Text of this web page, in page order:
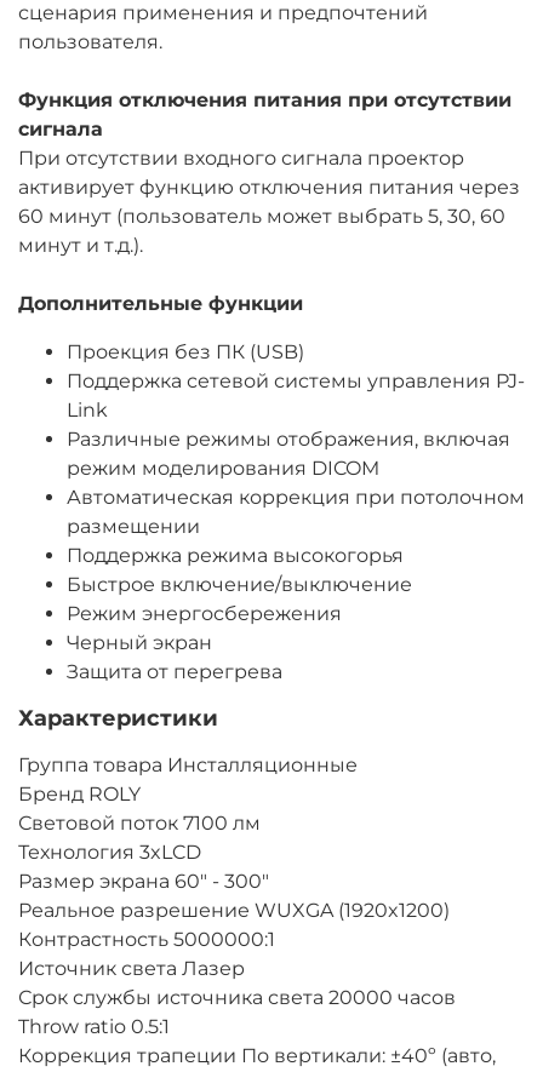
сценария применения и предпочтений
пользователя.
Функция отключения питания при отсутствии
сигнала
При отсутствии входного сигнала проектор
активирует функцию отключения питания через
60 минут (пользователь может выбрать 5, 30, 60
минут и т.д.).
Дополнительные функции
Проекция без ПК (USB)
Поддержка сетевой системы управления PJ-
Link
Различные режимы отображения, включая
режим моделирования DICOM
Автоматическая коррекция при потолочном
размещении
Поддержка режима высокогорья
Быстрое включение/выключение
Режим энергосбережения
Черный экран
Защита от перегрева
Характеристики
Группа товара Инсталляционные
Бренд ROLY
Световой поток 7100 лм
Технология 3xLCD
Размер экрана 60" - 300"
Реальное разрешение WUXGA (1920x1200)
Контрастность 5000000:1
Источник света Лазер
Срок службы источника света 20000 часов
Throw ratio 0.5:1
Коррекция трапеции По вертикали: ±40º (авто,